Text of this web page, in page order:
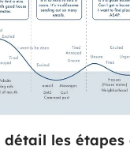
détail les